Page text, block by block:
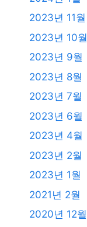
2023년 1월
2021년 2월
2020년 12월
2020년 11월
2020년 9월
2020년 5월
2020년 4월
2019년 11월
2019년 8월
2019년 7월
2018년 12월
2018년 8월